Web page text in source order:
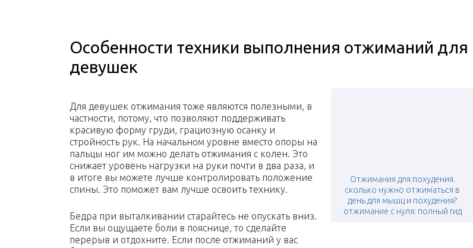
Особенности техники выполнения отжиманий для
девушек
Отжимания для похудения.
сколько нужно отжиматься в
день для мышц и похудения?
отжимание с нуля: полный гид
Для девушек отжимания тоже являются полезными, в
частности, потому, что позволяют поддерживать
красивую форму груди, грациозную осанку и
стройность рук. На начальном уровне вместо опоры на
пальцы ног им можно делать отжимания с колен. Это
снижает уровень нагрузки на руки почти в два раза, и
в итоге вы можете лучше контролировать положение
спины. Это поможет вам лучше освоить технику.
Бедра при выталкивании старайтесь не опускать вниз.
Если вы ощущаете боли в пояснице, то сделайте
перерыв и отдохните. Если после отжиманий у вас